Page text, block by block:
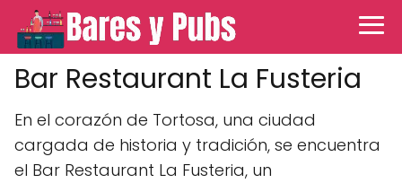
Bar Restaurant La Fusteria
En el corazón de Tortosa, una ciudad
cargada de historia y tradición, se encuentra
el Bar Restaurant La Fusteria, un